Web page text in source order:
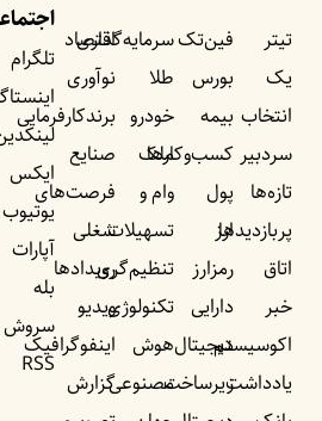
تیتر
یک
انتخاب
سردبیر
تازه‌ها
پربازدید‌ها
اتاق
خبر
اکوسیستم
یادداشت‌
فین‌تک
بورس
بیمه
کسب‌وکار‌ها
پول
ارز
رمزارز
دارایی
دیجیتال
زیرساخت
سرمایه‌گذاری
طلا
خودرو
ملک
وام و
تسهیلات
تنظیم‌گری
تکنولوژی
هوش
مصنوعی
اقتصاد
نوآوری
برندکارفرمایی
صنایع
فرصت‌های
شغلی
رویداد‌ها
ویدیو
اینفوگرافیک
گزارش
تلگرام
ایکس
یوتیوب
آپارات
بله
سروش
RSS